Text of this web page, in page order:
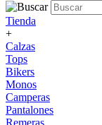
Tienda
+
Calzas
Tops
Bikers
Monos
Camperas
Pantalones
Remeras